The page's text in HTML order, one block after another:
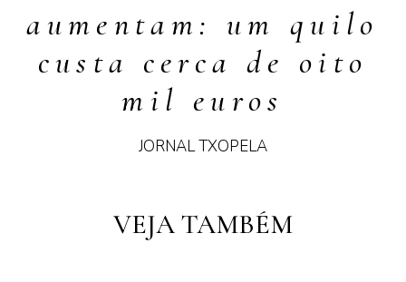
PT
EN
aumentam: um quilo
custa cerca de oito
mil euros
JORNAL TXOPELA
VEJA TAMBÉM